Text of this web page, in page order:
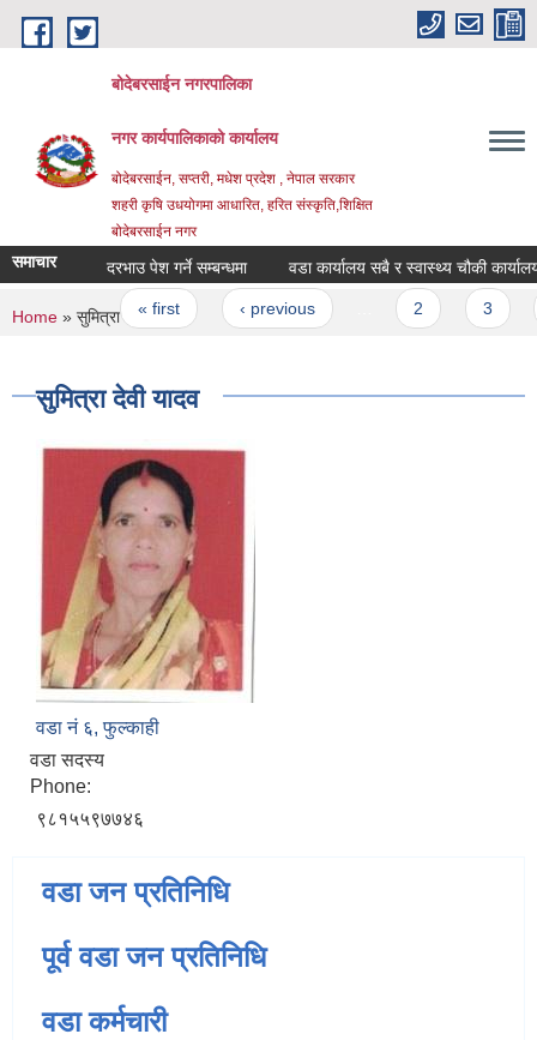
Skip to main content
बोदेबरसाईन नगरपालिका
नगर कार्यपालिकाको कार्यालय
बोदेबरसाईन, सप्तरी, मधेश प्रदेश , नेपाल सरकार
शहरी कृषि उधयोगमा आधारित, हरित संस्कृति,शिक्षित
बोदेबरसाईन नगर
समाचार दरभाउ पेश गर्ने सम्बन्धमा वडा कार्यालय सबै र स्वास्थ्य चौकी कार्यालय
Pages
« first ‹ previous
You are here
Home » सुमित्रा देवी यादव
सुमित्रा देवी यादव
वडा नं‌ ६, फुल्काही
वडा सदस्य
Phone:
९८१५५९७७४६
वडा जन प्रतिनिधि
पूर्व वडा जन प्रतिनिधि
वडा कर्मचारी